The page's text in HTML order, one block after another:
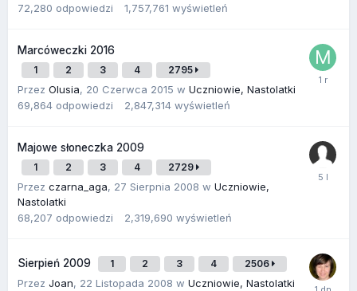
72,280 odpowiedzi 1,757,761 wyświetleń
Marcóweczki 2016
1 2 3 4 2795
Przez Olusia, 20 Czerwca 2015 w Uczniowie, Nastolatki
69,864 odpowiedzi 2,847,314 wyświetleń
Majowe słoneczka 2009
1 2 3 4 2729
Przez czarna_aga, 27 Sierpnia 2008 w Uczniowie,
Nastolatki
68,207 odpowiedzi 2,319,690 wyświetleń
Sierpień 2009 1 2 3 4 2506
Przez Joan, 22 Listopada 2008 w Uczniowie, Nastolatki